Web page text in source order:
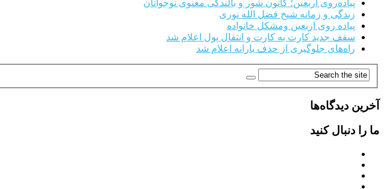
پیاده‌روی اربعین؛ کانون شور و بالندگی معنوی نوجوانان
زندگی و زمانه شیخ فضل الله نوری
پیاده روی اربعین ومشکل خانواده
سقف جدید کارت به کارت و انتقال پول اعلام شد
راه‌های جلوگیری از حذف یارانه اعلام شد
آخرین دیدگاه‌ها
ما را دنبال کنید